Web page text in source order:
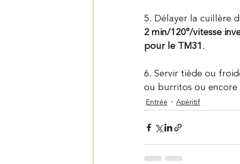
5. Délayer la cuillère
2 min/120°/vitesse
pour le TM31 .
6. Servir tiède ou
ou burritos ou encore
Entrée Apéritif